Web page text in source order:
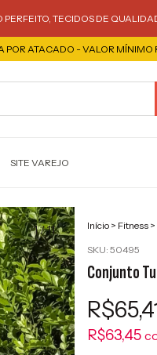
TECIDOS DE
- VALOR MÍNIMO
SITE VAREJO
1/11 Início > Fitness >
SKU: 50495
Conjunto
R$63,45